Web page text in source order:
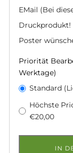
EMail (Bei
Druckprodukt!
Poster
Priorität
Werktage)
Standard
Höchste
€20,00
IN